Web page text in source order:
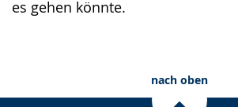
es gehen könnte.
nach oben